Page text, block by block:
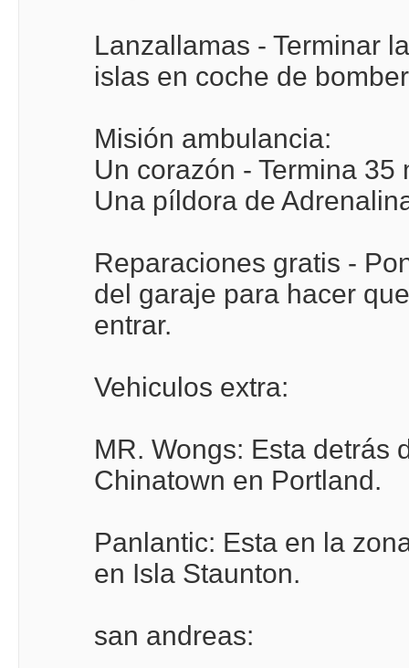
Lanzallamas - Terminar
islas en coche de
Misión ambulancia:
Un corazón - Termina 35
Una píldora de
Reparaciones gratis -
del garaje para hacer
entrar.
Vehiculos extra:
MR. Wongs: Esta detrás
Chinatown en Portland.
Panlantic: Esta en la
en Isla Staunton.
san andreas: